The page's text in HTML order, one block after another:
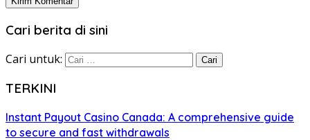
Cari berita di sini
Cari untuk:
TERKINI
Instant Payout Casino Canada: A comprehensive guide
to secure and fast withdrawals